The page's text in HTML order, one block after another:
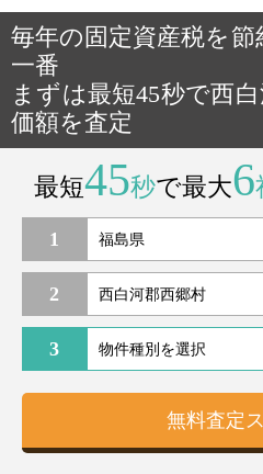
毎年の固定資産税を
一番
まずは最短45秒で西
価額を査定
最短45秒で最大6
1
2
3